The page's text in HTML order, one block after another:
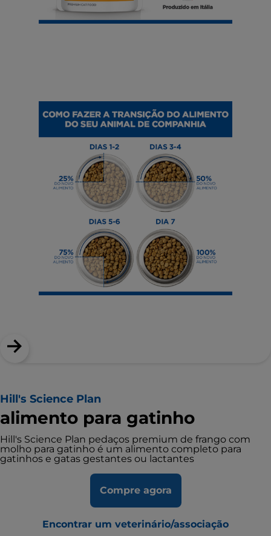
Hill's Science Plan
alimento para gatinho
Hill's Science Plan pedaços premium de frango com
molho para gatinho é um alimento completo para
gatinhos e gatas gestantes ou lactantes
Compre agora
Encontrar um veterinário/associação